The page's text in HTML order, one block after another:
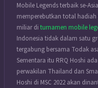
Mobile Legends terbaik se-
memperebutkan total hadiah
miliar di turnamen mobile
Indonesia tidak dalam satu
tergabung bersama Todak
Sementara itu RRQ Hoshi
perwakilan Thailand dan
Hoshi di MSC 2022 akan